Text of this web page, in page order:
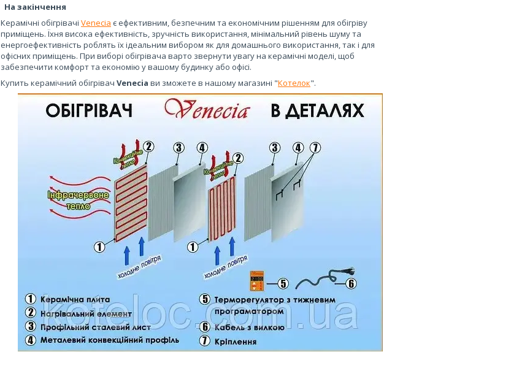
На закінчення
Керамічні обігрівачі Venecia є ефективним, безпечним та економічним рішенням для обігріву
приміщень. Їхня висока ефективність, зручність використання, мінімальний рівень шуму та
енергоефективність роблять їх ідеальним вибором як для домашнього використання, так і для
офісних приміщень. При виборі обігрівача варто звернути увагу на керамічні моделі, щоб
забезпечити комфорт та економію у вашому будинку або офісі.
Купить керамічний обігрівач Venecia ви зможете в нашому магазині "Котелок".